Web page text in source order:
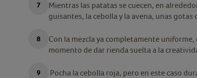
Mientras las patatas se cuecen, en
guisantes, la cebolla y la avena, unas
Con la mezcla ya completamente
momento de dar rienda suelta a la
Pocha la cebolla roja, pero en este caso